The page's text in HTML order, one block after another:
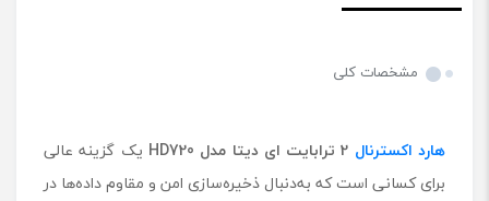
مشخصات کلی
هارد اکسترنال 2 ترابایت ای دیتا مدل HD720
یک گزینه عالی
برای کسانی است که به‌دنبال ذخیره‌سازی امن و مقاوم داده‌ها در